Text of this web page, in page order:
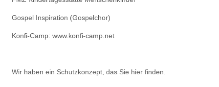
Gospel Inspiration (Gospelchor)
Konfi-Camp: www.konfi-camp.net
Wir haben ein Schutzkonzept, das Sie hier finden.